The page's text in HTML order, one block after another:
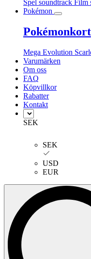
Spel soundtrack Film
Pokémon
Pokémonkort
Mega Evolution
Varumärken
Om oss
FAQ
Köpvillkor
Rabatter
Kontakt
SEK
SEK
USD
EUR